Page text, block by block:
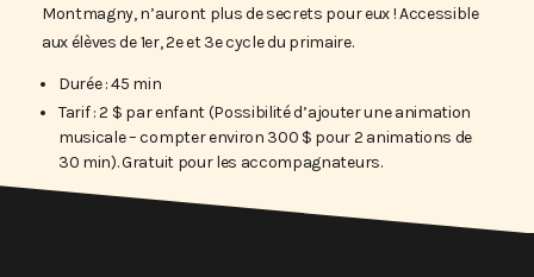
Montmagny, n’auront plus de secrets pour eux ! Accessible
aux élèves de 1er, 2e et 3e cycle du primaire.
Durée : 45 min
Tarif : 2 $ par enfant (Possibilité d’ajouter une animation
musicale – compter environ 300 $ pour 2 animations de
30 min). Gratuit pour les accompagnateurs.